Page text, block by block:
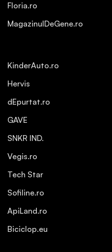
Floria.ro
MagazinulDeGene.ro
KinderAuto.ro
Hervis
dEpurtat.ro
GAVE
SNKR IND.
Vegis.ro
Tech Star
Sofiline.ro
ApiLand.ro
Biciclop.eu